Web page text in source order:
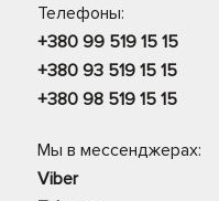
Телефоны:
+380 99 519 15 15
+380 93 519 15 15
+380 98 519 15 15
Мы в мессенджерах:
Viber